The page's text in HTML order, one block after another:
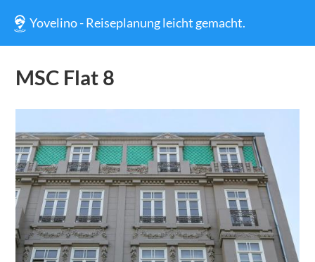
Yovelino - Reiseplanung leicht gemacht.
MSC Flat 8